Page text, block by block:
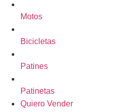
Motos
Bicicletas
Patines
Patinetas
Quiero Vender